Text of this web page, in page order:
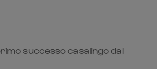
successo casalingo dal